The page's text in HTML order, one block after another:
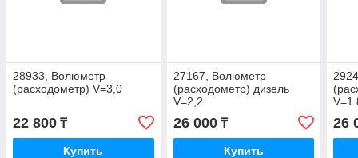
28933, Волюметр
(расходометр) V=3,0
22 800 ₸
Купить
27167, Волюметр
(расходометр) дизель
V=2,2
26 000₸
Купить
26